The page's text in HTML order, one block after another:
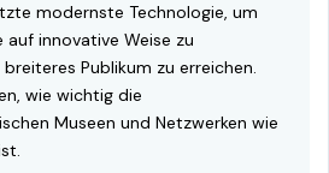
modernste Technologie, um
innovative Weise zu
Publikum zu erreichen.
wie wichtig die
Museen und Netzwerken wie